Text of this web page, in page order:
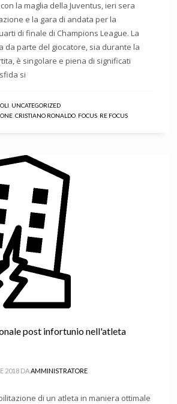
la maglia della Juventus, ieri sera
e la gara di andata per la
di finale di Champions League. La
da parte del giocatore, sia durante la
è singolare e piena di significati
si
UNCATEGORIZED
CRISTIANO RONALDO FOCUS RE FOCUS
post infortunio nell'atleta
2018 DAAMMINISTRATORE
di un atleta in maniera ottimale